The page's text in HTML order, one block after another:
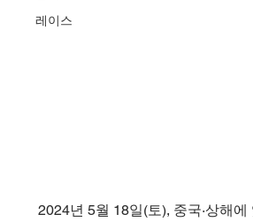
레이스
2024년 5월 18일(토), 중국·상해